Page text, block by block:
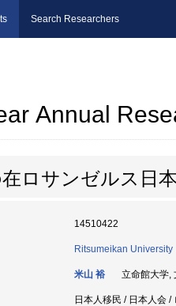
Search Researchers
Annual
ロサンゼルス日
14510422
Ritsumeikan University
米山 裕 立命館大学,
日本人移民 / 日本人会